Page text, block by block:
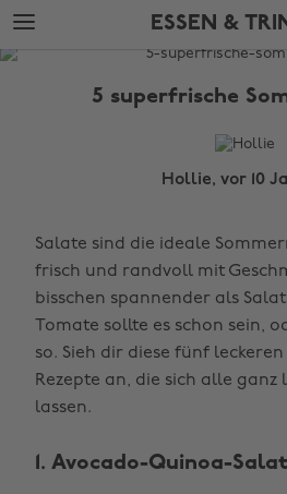
Weiter
zur
Hauptseite
Fußzeile
überspringen
ESSEN &
The
5 superfrische
Hollie, vor 10
Salate sind die ideale
frisch und randvoll mit
bisschen spannender als
Tomate sollte es schon sein,
so. Sieh dir diese fünf
Rezepte an, die sich alle ganz
lassen.
1. Avocado-Quinoa-Salat